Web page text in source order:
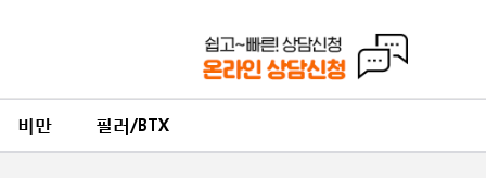
비만 필러/BTX